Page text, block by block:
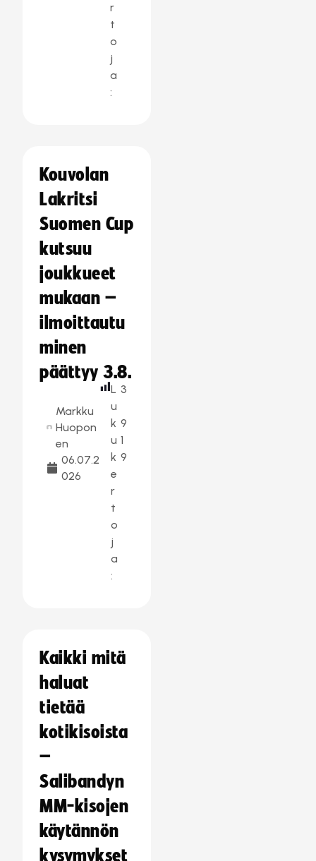
r
t
o
j
a
:
Kouvolan
Lakritsi
Suomen Cup
kutsuu
joukkueet
mukaan –
ilmoittautu
minen
päättyy 3.8.
Markku
Huopon
en
06.07.2
026
L
u
k
u
k
e
r
t
o
j
a
:
3
9
1
9
Kaikki mitä
haluat
tietää
kotikisoista
–
Salibandyn
MM-kisojen
käytännön
kysymykset